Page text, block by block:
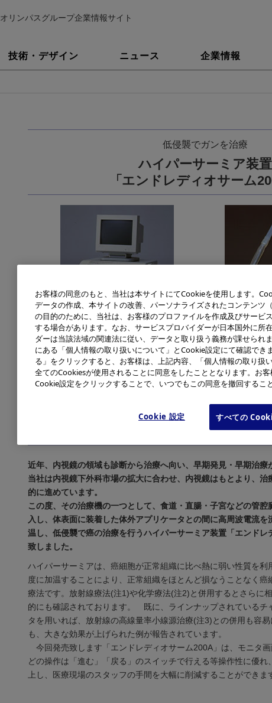
オリンパスグループ企業情報サイト
技術・デザイン ニュース 企業情報
低侵襲でガンを治療
ハイパーサーミア装置
「エンドレディオサーム
ハイパーサーミア装置 「内
近年、内視鏡の領域も診断から治療へ向い、早期発見・早期治療
当社は内視鏡下外科市場の拡大に合わせ、内視鏡はもとより、
的に進めています。
この度、その治療機の一つとして、食道・直腸・子宮などの管
入し、体表面に装着した体外アプリケータとの間に高周波電流を
温し、低侵襲で癌の治療を行うハイパーサーミア装置「エンド
致しました。
ハイパーサーミアは、癌細胞が正常組織に比べ熱に弱い性質を
度に加温することにより、正常組織をほとんど損なうことなく
療法です。放射線療法(注1)や化学療法(注2)と併用するとさらに
的にも確認されております。 既に、ラインナップされているチ
タを用いれば、放射線の高線量率小線源治療(注3)との併用も容
も、大きな効果が上げられた例が報告されています。
今回発売致します「エンドレディオサーム200A」は、モニタ
どの操作は「進む」「戻る」のスイッチで行える等操作性に優れ
上し、医療現場のスタッフの手間を大幅に削減することができま
お客様の同意のもと、当社は本サイトにてCookieを使用します。
データの作成、本サイトの改善、パーソナライズされたコンテンツ
の目的のために、当社は、お客様のプロファイルを作成及びサービ
する場合があります。なお、サービスプロバイダーが日本国外に所
ダーは当該法域の関連法に従い、データと取り扱う義務が課せられ
にある「個人情報の取り扱いについて」とCookie設定にて確認でき
る」をクリックすると、お客様は、上記内容、「個人情報の取り扱
全てのCookiesが使用されることに同意をしたこととなります。お
Cookie設定をクリックすることで、いつでもこの同意を撤回するこ
Cookie 設定 すべての